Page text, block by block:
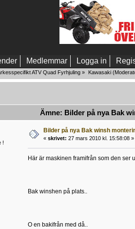
Medlemmar Logga in
ATV Quad Fyrhjuling» Kawasaki
Ämne: Bilder på nya Bak
!
Bilder på nya Bak winsh
« skrivet: 27 mars 2010 kl. 15:58:08 »
Här är maskinen framifrån som den ser
Bak winshen på plats..
O en bakifrån med då..